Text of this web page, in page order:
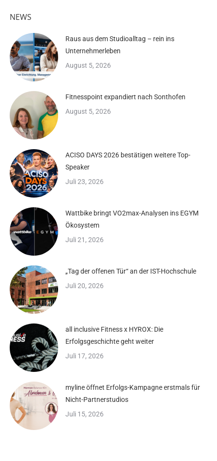
NEWS
Raus aus dem Studioalltag – rein ins
Unternehmerleben
August 5, 2026
Fitnesspoint expandiert nach Sonthofen
August 5, 2026
ACISO DAYS 2026 bestätigen weitere Top-
Speaker
Juli 23, 2026
Wattbike bringt VO2max-Analysen ins EGYM
Ökosystem
Juli 21, 2026
„Tag der offenen Tür“ an der IST-Hochschule
Juli 20, 2026
all inclusive Fitness x HYROX: Die
Erfolgsgeschichte geht weiter
Juli 17, 2026
myline öffnet Erfolgs-Kampagne erstmals für
Nicht-Partnerstudios
Juli 15, 2026